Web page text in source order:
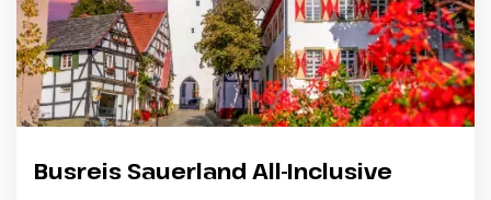
Busreis Sauerland All-Inclusive